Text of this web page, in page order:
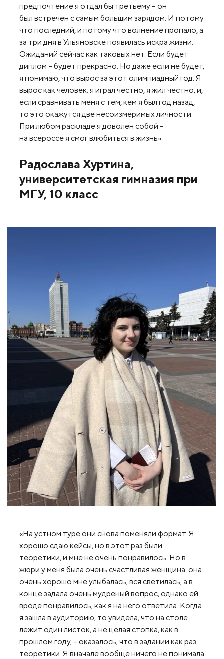
предпочтение я отдал бы третьему – он
был встречен с самым большим зарядом. И потому
что последний, и потому что волнение пропало, а
за три дня в Ульяновске появилась искра жизни.
Ожиданий сейчас как таковых нет. Если будет
диплом – будет прекрасно. Но даже если не будет,
я понимаю, что вырос за этот олимпиадный год. Я
вырос как человек: я играл честно, я жил честно, и,
если сравнивать меня с тем, кем я был год назад,
то это окажутся две несоизмеримых личности.
При любом раскладе я доволен собой –
на всероссе я смог влюбиться в жизнь».
Радослава Хуртина,
университетская гимназия при
МГУ, 10 класс
«На устном туре они снова поменяли формат. Я
хорошо сдаю кейсы, но в этот раз были
теоретики, и мне не очень понравилось. Но в
жюри у меня была очень счастливая женщина: она
очень хорошо мне улыбалась, вся светилась, а в
конце задала очень мудреный вопрос, однако ей
вроде понравилось, как я на него ответила. Когда
я зашла в аудиторию, то увидела, что на столе
лежит один листок, а не целая стопка, как в
прошлом году, – оказалось, что в задании как раз
теоретики. Я вначале вообще ничего не понимала